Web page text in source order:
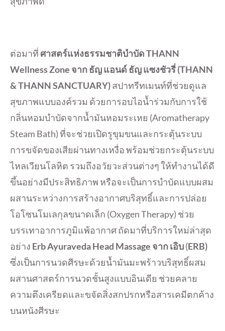
ต่อมาที่ ศาสตร์แห่งธรรมชาติบำบัดTHANN
Wellness Zone จาก ธัญ แอนด์ ธัญ แซงชัวรี่(THANN
&THANN SANCTUARY)สปาทรีทเมนท์ที่ช่วยดูแล
สุขภาพแบบองค์รวม ด้วยการอบไอน้ำร่วมกับการใช้
กลิ่นหอมบำบัดจากน้ำมันหอมระเหย (Aromatherapy
Steam Bath) ที่จะช่วยเปิดรูขุมขนและกระตุ้นระบบ
การขจัดของเสียผ่านทางเหงื่อ พร้อมช่วยกระตุ้นระบบ
ไหลเวียนโลหิต รวมถึงอวัยวะส่วนต่างๆ ให้ทำงานได้ดี
ขึ้นอย่างมีประสิทธิภาพ หรือจะเป็นการบำบัดแบบผสม
ผสานระหว่างการสร้างอากาศบริสุทธิ์และการปล่อย
โอโซนโมเลกุลขนาดเล็ก (Oxygen Therapy) ช่วย
บรรเทาอาการภูมิแพ้อากาศ ถัดมาที่บริการใหม่ล่าสุด
อย่าง Erb Ayuraveda Head Massage จากเอิบ(ERB)
ซึ่งเป็นการนวดศีรษะด้วยน้ำมันมะพร้าวบริสุทธิ์ผสม
ผสานศาสตร์การนวดชั้นสูงแบบอินเดีย ช่วยคลาย
ความตึงเครียดและขจัดสิ่งสกปรกหรือสารเคมีตกค้าง
บนหนังศีรษะ